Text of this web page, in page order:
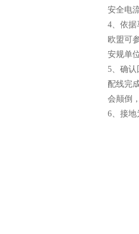
安全电
4、依据
欧盟可
安规单
5、确认
配线完
会颠倒
6、接地